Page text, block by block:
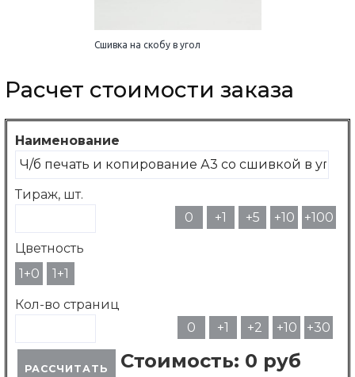
Сшивка на скобу в угол
Расчет стоимости заказа
Наименование
Тираж, шт.
0
+1 +5 +10 +100
Цветность
1+0
1+1
Кол-во страниц
0
+1 +2 +10 +30
Стоимость: 0 руб